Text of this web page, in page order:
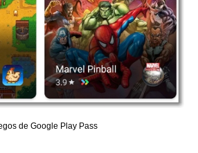
de Google Play Pass